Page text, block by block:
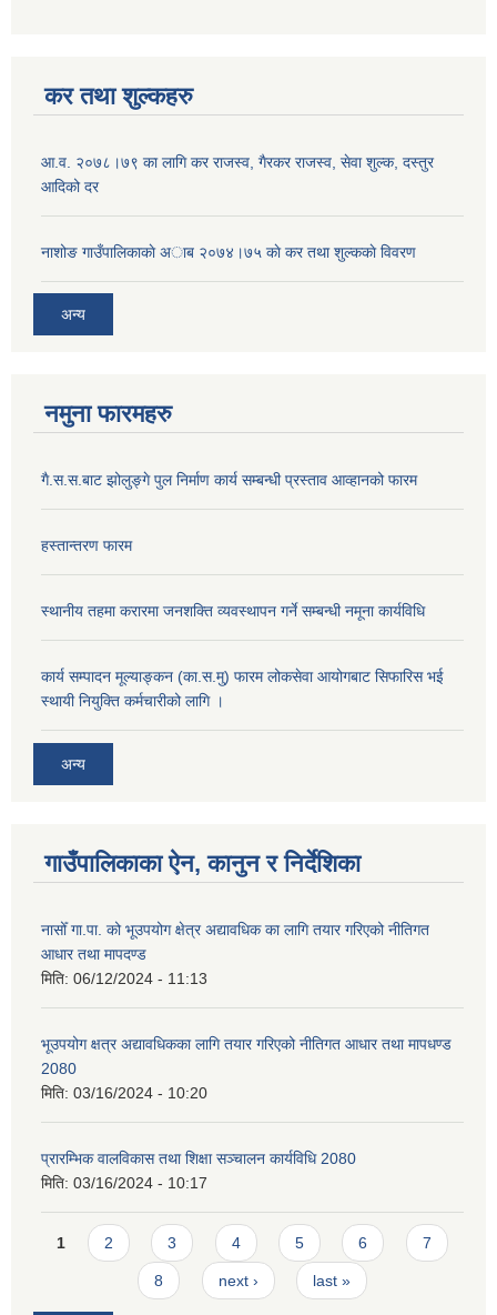
कर तथा शुल्कहरु
आ‍.व. २०७८।७९ का लागि कर राजस्व, गैरकर राजस्व, सेवा शुल्क, दस्तुर
आदिको दर
नाशोङ गाउँपालिकाकाे अा‍ब‍ २०७४।७५ काे कर तथा शुल्ककाे विवरण
अन्य
नमुना फारमहरु
गै.स.स.बाट झोलुङ्गे पुल निर्माण कार्य सम्बन्धी प्रस्ताव आव्हानको फारम
हस्तान्तरण फारम
स्थानीय तहमा करारमा जनशक्ति व्यवस्थापन गर्ने सम्बन्धी नमूना कार्यविधि
कार्य सम्पादन मूल्याङ्कन (का.स.मु) फारम लोकसेवा आयोगबाट सिफारिस भई
स्थायी नियुक्ति कर्मचारीको लागि ।
अन्य
गाउँपालिकाका ऐन, कानुन र निर्देशिका
नासोँ गा.पा. को भूउपयोग क्षेत्र अद्यावधिक का लागि तयार गरिएको नीतिगत
आधार तथा मापदण्ड
मिति: 06/12/2024 - 11:13
भूउपयोग क्षत्र अद्यावधिकका लागि तयार गरिएको नीतिगत आधार तथा मापधण्ड
2080
मिति: 03/16/2024 - 10:20
प्रारम्भिक वालविकास तथा शिक्षा सञ्चालन कार्यविधि 2080
मिति: 03/16/2024 - 10:17
Pages
1 2 3 4 5 6 7
8 next › last »